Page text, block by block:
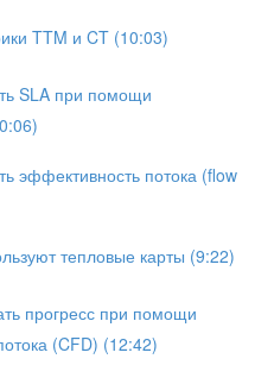
TTM и CT (10:03)
SLA при помощи
эффективность потока (flow
тепловые карты (9:22)
прогресс при помощи
(CFD) (12:42)